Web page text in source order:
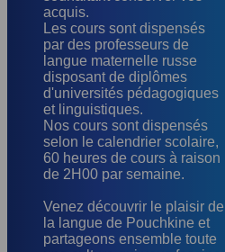
acquis.
Les cours sont dispensés
par des professeurs de
langue maternelle russe
disposant de diplômes
d'universités pédagogiques
et linguistiques.
Nos cours sont dispensés
selon le calendrier scolaire,
60 heures de cours à raison
de 2H00 par semaine.
Venez découvrir le plaisir de
la langue de Pouchkine et
partageons ensemble toute